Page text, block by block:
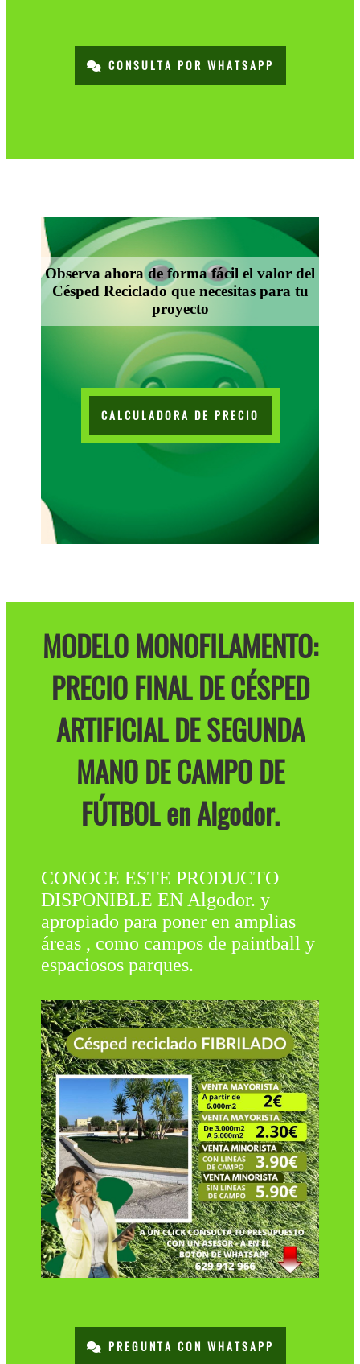
CONSULTA POR WHATSAPP
Observa ahora de forma fácil el valor del
Césped Reciclado que necesitas para tu
proyecto
CALCULADORA DE PRECIO
MODELO MONOFILAMENTO:
PRECIO FINAL DE CÉSPED
ARTIFICIAL DE SEGUNDA
MANO DE CAMPO DE
FÚTBOL en Algodor.
CONOCE ESTE PRODUCTO
DISPONIBLE EN Algodor. y
apropiado para poner en amplias
áreas , como campos de paintball y
espaciosos parques.
PREGUNTA CON WHATSAPP